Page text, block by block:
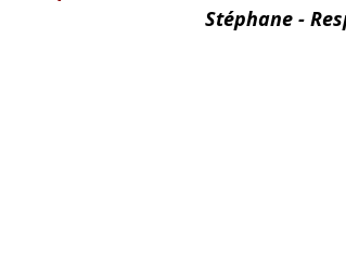
Stéphane -